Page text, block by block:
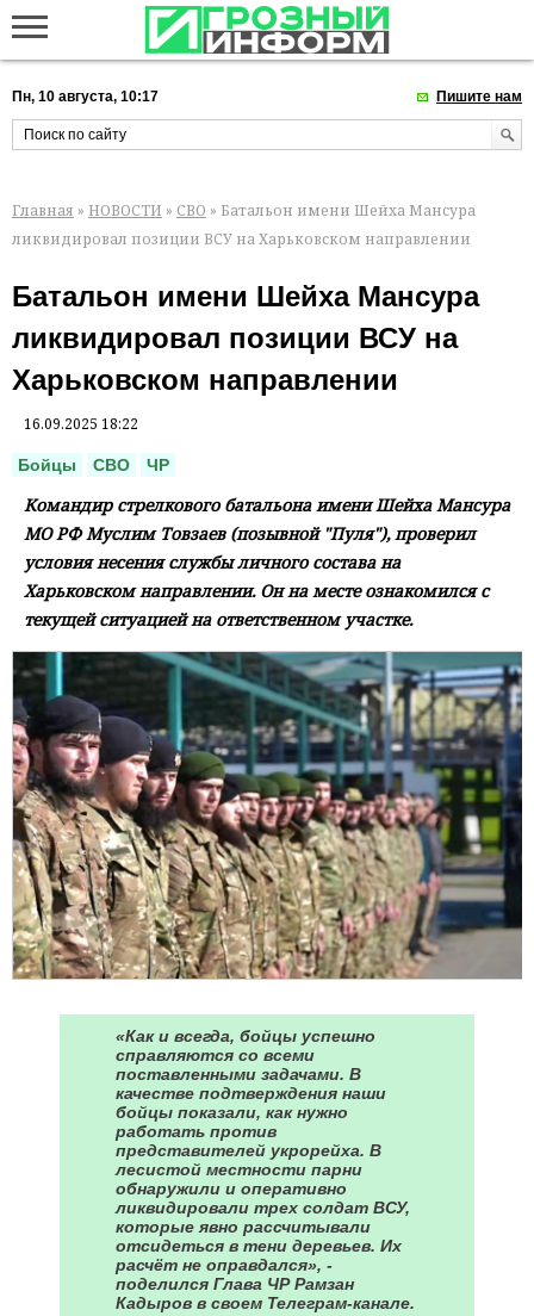
Пн, 10 августа, 10:17 Пишите нам
Главная » НОВОСТИ » СВО » Батальон имени Шейха Мансура
ликвидировал позиции ВСУ на Харьковском направлении
Батальон имени Шейха Мансура
ликвидировал позиции ВСУ на
Харьковском направлении
16.09.2025 18:22
Бойцы СВО ЧР
Командир стрелкового батальона имени Шейха Мансура
МО РФ Муслим Товзаев (позывной "Пуля"), проверил
условия несения службы личного состава на
Харьковском направлении. Он на месте ознакомился с
текущей ситуацией на ответственном участке.
«Как и всегда, бойцы успешно
справляются со всеми
поставленными задачами. В
качестве подтверждения наши
бойцы показали, как нужно
работать против
представителей укрорейха. В
лесистой местности парни
обнаружили и оперативно
ликвидировали трех солдат ВСУ,
которые явно рассчитывали
отсидеться в тени деревьев. Их
расчёт не оправдался», -
поделился Глава ЧР Рамзан
Кадыров в своем Телеграм-канале.